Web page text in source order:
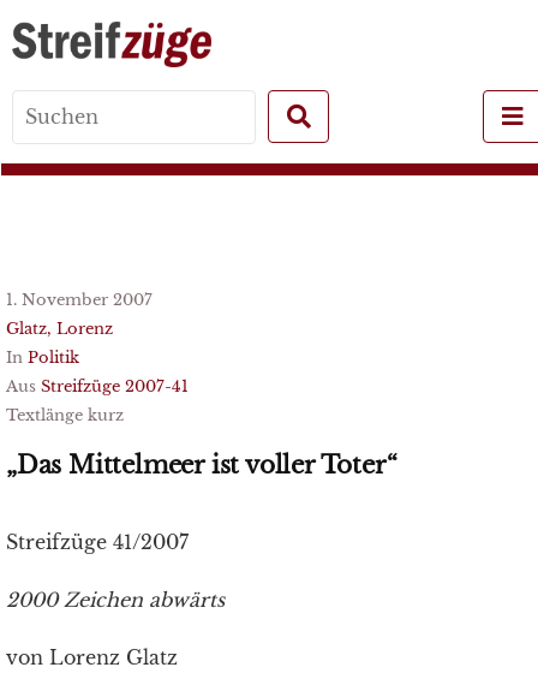
for:
1. November 2007
Glatz, Lorenz
In Politik
Aus Streifzüge 2007-41
Textlänge kurz
„Das Mittelmeer ist voller Toter“
Streifzüge 41/2007
2000 Zeichen abwärts
von Lorenz Glatz